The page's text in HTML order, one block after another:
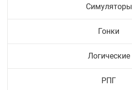
Симуляторы
Гонки
Логические
РПГ